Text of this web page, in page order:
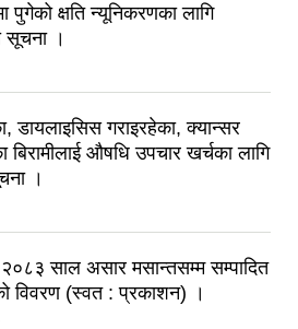
पुगेको क्षति न्यूनिकरणका लागि
सूचना ।
डायलाइसिस गराइरहेका, क्यान्सर
बिरामीलाई औषधि उपचार खर्चका लागि
।
साल असार मसान्तसम्म सम्पादित
विवरण (स्वत : प्रकाशन) ।